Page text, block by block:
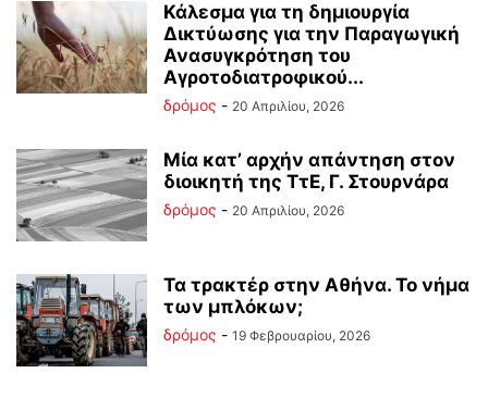
Κάλεσμα για τη δημιουργία
Δικτύωσης για την Παραγωγική
Ανασυγκρότηση του
Αγροτοδιατροφικού...
δρόμος - 20 Απριλίου, 2026
Μία κατ’ αρχήν απάντηση στον
διοικητή της ΤτΕ, Γ. Στουρνάρα
δρόμος - 20 Απριλίου, 2026
Τα τρακτέρ στην Αθήνα. Το νήμα
των μπλόκων;
δρόμος - 19 Φεβρουαρίου, 2026